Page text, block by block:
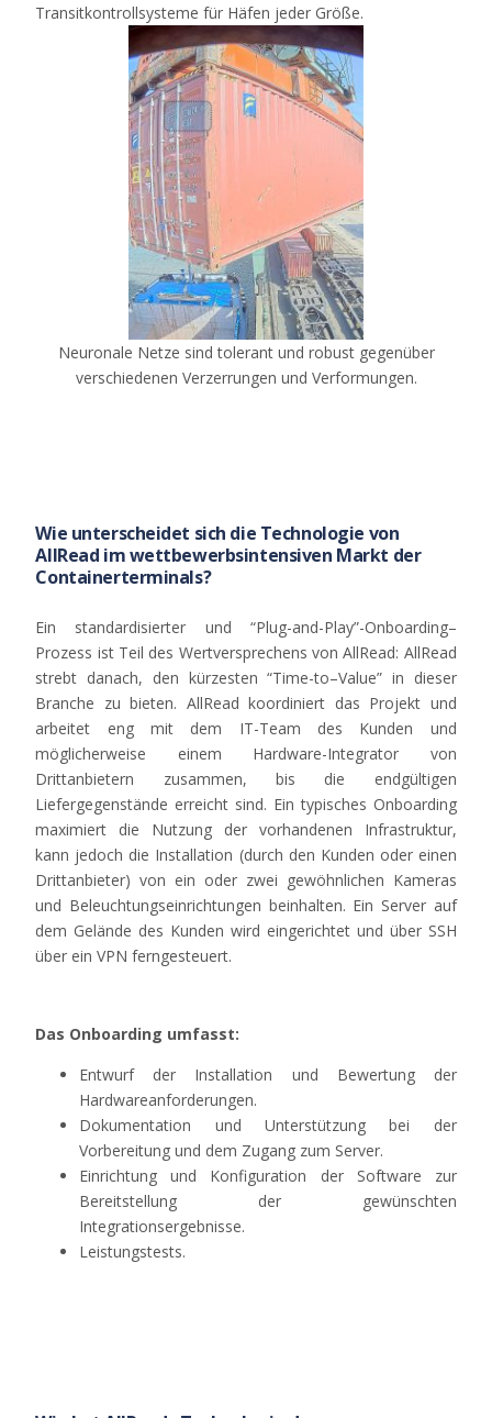
Transitkontrollsysteme für Häfen jeder Größe.
Neuronale Netze sind tolerant und robust gegenüber
verschiedenen Verzerrungen und Verformungen.
Wie unterscheidet sich die Technologie von
AllRead im wettbewerbsintensiven Markt der
Containerterminals?
Ein standardisierter und “Plug-and-Play”-Onboarding–
Prozess ist Teil des Wertversprechens von AllRead: AllRead
strebt danach, den kürzesten “Time-to–Value” in dieser
Branche zu bieten. AllRead koordiniert das Projekt und
arbeitet engmit dem IT-Team des Kunden
und
möglicherweise
einem Hardware-Integrator
von
Drittanbietern
zusammen, bis die endgültigen
Liefergegenstände erreicht sind. Ein typisches Onboarding
maximiert die Nutzung der vorhandenen Infrastruktur,
kann jedoch die Installation (durch den Kunden oder einen
Drittanbieter)von ein oder zwei gewöhnlichen Kameras
und Beleuchtungseinrichtungen beinhalten. Ein Server auf
dem Gelände des Kunden wird eingerichtet und überSSH
über ein VPNferngesteuert.
Das Onboarding umfasst:
Entwurf der Installation und Bewertung der
Hardwareanforderungen.
Dokumentation und Unterstützung bei der
Vorbereitung und dem Zugang zum Server.
Einrichtung und Konfiguration der Software zur
Bereitstellung der gewünschten
Integrationsergebnisse.
Leistungstests.